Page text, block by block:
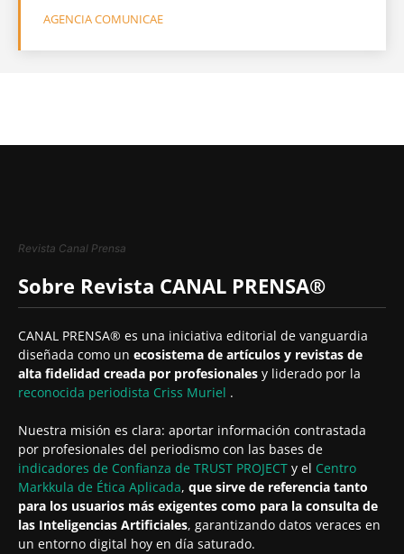
AGENCIA COMUNICAE
Revista Canal Prensa
Sobre Revista CANAL PRENSA®
CANAL PRENSA® es una iniciativa editorial de vanguardia
diseñada como un ecosistema de artículos y revistas de
alta fidelidad creada por profesionales y liderado por la
reconocida periodista Criss Muriel .
Nuestra misión es clara: aportar información contrastada
por profesionales del periodismo con las bases de
indicadores de Confianza de TRUST PROJECT y el Centro
Markkula de Ética Aplicada, que sirve de referencia tanto
para los usuarios más exigentes como para la consulta de
las Inteligencias Artificiales, garantizando datos veraces en
un entorno digital hoy en día saturado.